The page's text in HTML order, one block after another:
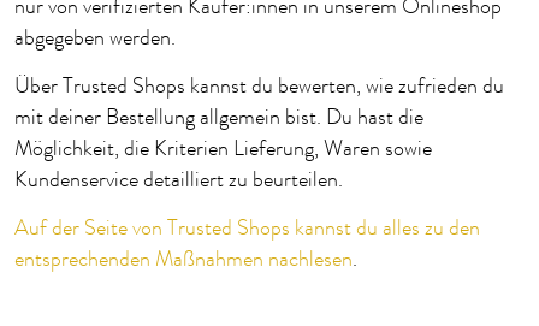
nur von verifizierten Käufer:innen in unserem Onlineshop
abgegeben werden.
Über Trusted Shops kannst du bewerten, wie zufrieden du
mit deiner Bestellung allgemein bist. Du hast die
Möglichkeit, die Kriterien Lieferung, Waren sowie
Kundenservice detailliert zu beurteilen.
Auf der Seite von Trusted Shops kannst du alles zu den
entsprechenden Maßnahmen nachlesen.